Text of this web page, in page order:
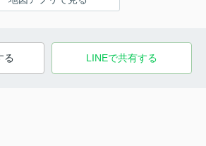
る LINEで共有する